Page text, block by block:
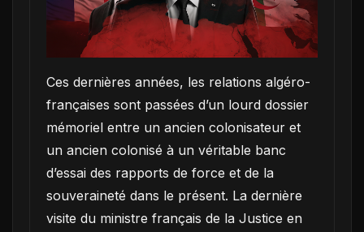
Ces dernières années, les relations algéro-
françaises sont passées d’un lourd dossier
mémoriel entre un ancien colonisateur et
un ancien colonisé à un véritable banc
d’essai des rapports de force et de la
souveraineté dans le présent. La dernière
visite du ministre français de la Justice en